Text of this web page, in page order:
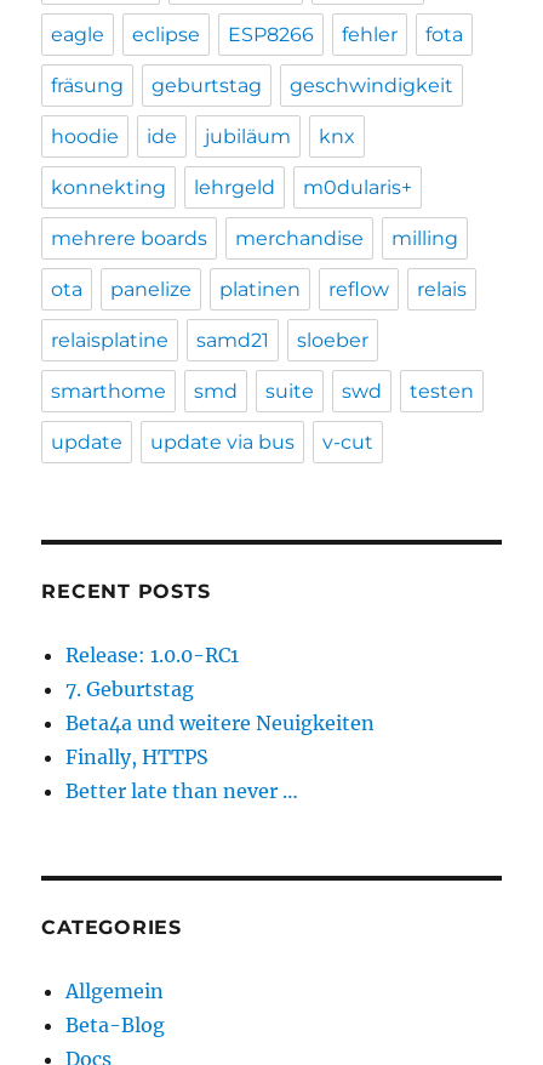
eagle eclipse ESP8266 fehler fota
fräsung geburtstag geschwindigkeit
hoodie ide jubiläum knx
konnekting lehrgeld m0dularis+
mehrere boards merchandise milling
ota panelize platinen reflow relais
relaisplatine samd21 sloeber
smarthome smd suite swd testen
update update via bus v-cut
RECENT POSTS
Release: 1.0.0-RC1
7. Geburtstag
Beta4a und weitere Neuigkeiten
Finally, HTTPS
Better late than never …
CATEGORIES
Allgemein
Beta-Blog
Docs